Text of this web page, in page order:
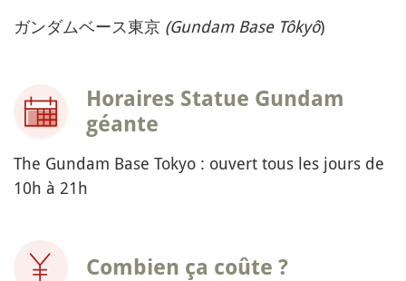
ガンダムベース東京 (Gundam Base Tôkyô)
Horaires Statue Gundam
géante
The Gundam Base Tokyo : ouvert tous les jours de
10h à 21h
Combien ça coûte ?